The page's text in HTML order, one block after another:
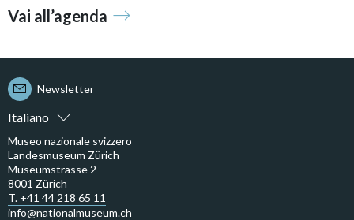
Vai all’agenda
Italiano
Newsletter
Museo nazionale svizzero
Landesmuseum Zürich
Museumstrasse 2
8001 Zürich
T. +41 44 218 65 11
info@nationalmuseum.ch